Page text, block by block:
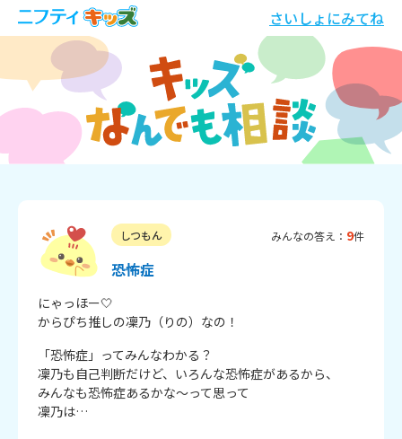
さいしょにみてね
しつもん みんなの答え： 9件
恐怖症
にゃっほー🤍
からぴち推しの凜乃（りの）なの！
「恐怖症」ってみんなわかる？
凜乃も自己判断だけど、いろんな恐怖症があるから、
みんなも恐怖症あるかな～って思って
凜乃は…